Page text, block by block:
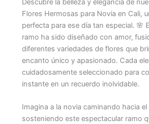
Descubre la belleza y elegancia de
Flores Hermosas para Novia en Cali,
perfecta para ese día tan especial. 🌸
ramo ha sido diseñado con amor,
diferentes variedades de flores que
encanto único y apasionado. Cada
cuidadosamente seleccionado para
instante en un recuerdo inolvidable.
Imagina a la novia caminando hacia el
sosteniendo este espectacular ramo